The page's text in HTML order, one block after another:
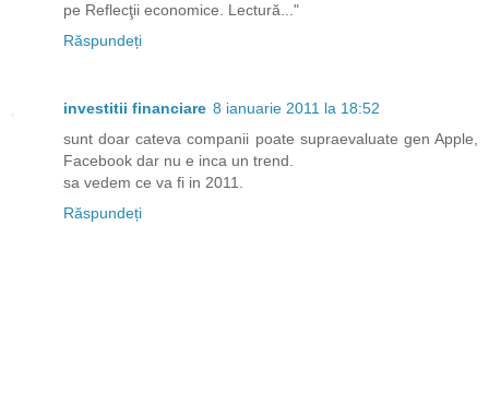
pe Reflecţii economice. Lectură..."
Răspundeți
investitii financiare 8 ianuarie 2011 la 18:52
sunt doar cateva companii poate supraevaluate gen Apple,
Facebook dar nu e inca un trend.
sa vedem ce va fi in 2011.
Răspundeți